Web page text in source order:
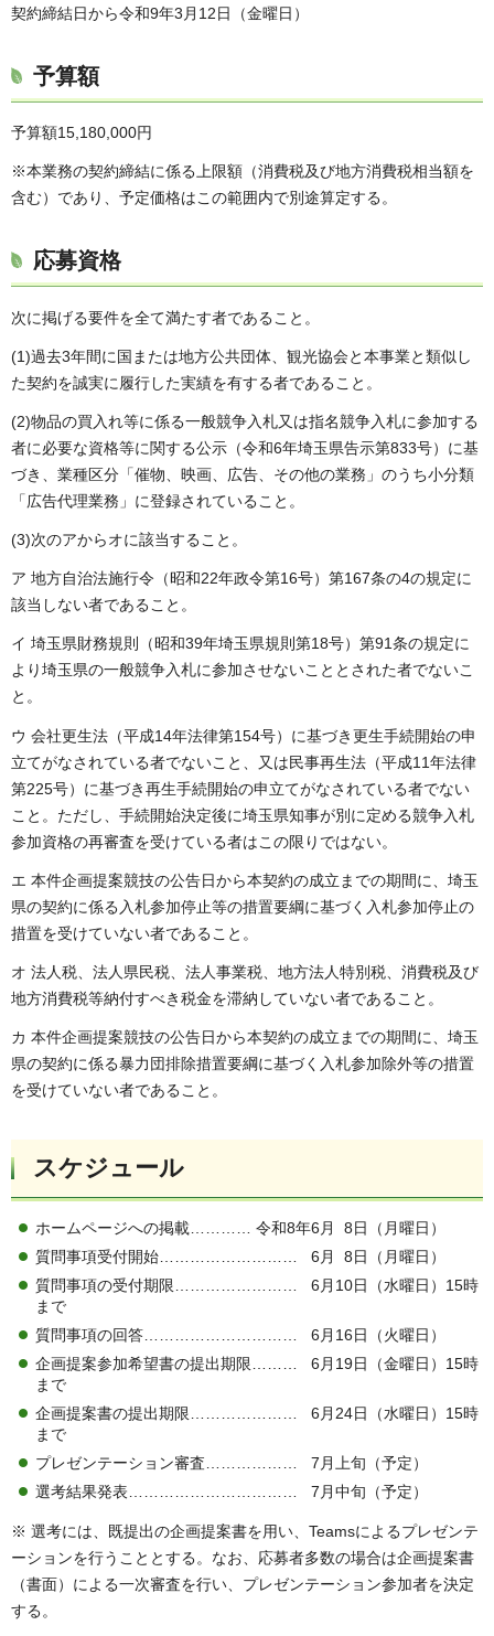
契約締結日から令和9年3月12日（金曜日）
予算額
予算額15,180,000円
※本業務の契約締結に係る上限額（消費税及び地方消費税相当額を
含む）であり、予定価格はこの範囲内で別途算定する。
応募資格
次に掲げる要件を全て満たす者であること。
(1)過去3年間に国または地方公共団体、観光協会と本事業と類似し
た契約を誠実に履行した実績を有する者であること。
(2)物品の買入れ等に係る一般競争入札又は指名競争入札に参加する
者に必要な資格等に関する公示（令和6年埼玉県告示第833号）に基
づき、業種区分「催物、映画、広告、その他の業務」のうち小分類
「広告代理業務」に登録されていること。
(3)次のアからオに該当すること。
ア 地方自治法施行令（昭和22年政令第16号）第167条の4の規定に
該当しない者であること。
イ 埼玉県財務規則（昭和39年埼玉県規則第18号）第91条の規定に
より埼玉県の一般競争入札に参加させないこととされた者でないこ
と。
ウ 会社更生法（平成14年法律第154号）に基づき更生手続開始の申
立てがなされている者でないこと、又は民事再生法（平成11年法律
第225号）に基づき再生手続開始の申立てがなされている者でない
こと。ただし、手続開始決定後に埼玉県知事が別に定める競争入札
参加資格の再審査を受けている者はこの限りではない。
エ 本件企画提案競技の公告日から本契約の成立までの期間に、埼玉
県の契約に係る入札参加停止等の措置要綱に基づく入札参加停止の
措置を受けていない者であること。
オ 法人税、法人県民税、法人事業税、地方法人特別税、消費税及び
地方消費税等納付すべき税金を滞納していない者であること。
カ 本件企画提案競技の公告日から本契約の成立までの期間に、埼玉
県の契約に係る暴力団排除措置要綱に基づく入札参加除外等の措置
を受けていない者であること。
スケジュール
ホームページへの掲載………… 令和8年6月 8日（月曜日）
質問事項受付開始……………………… 6月 8日（月曜日）
質問事項の受付期限…………………… 6月10日（水曜日）15時
まで
質問事項の回答………………………… 6月16日（火曜日）
企画提案参加希望書の提出期限……… 6月19日（金曜日）15時
まで
企画提案書の提出期限………………… 6月24日（水曜日）15時
まで
プレゼンテーション審査……………… 7月上旬（予定）
選考結果発表…………………………… 7月中旬（予定）
※ 選考には、既提出の企画提案書を用い、Teamsによるプレゼンテ
ーションを行うこととする。なお、応募者多数の場合は企画提案書
（書面）による一次審査を行い、プレゼンテーション参加者を決定
する。